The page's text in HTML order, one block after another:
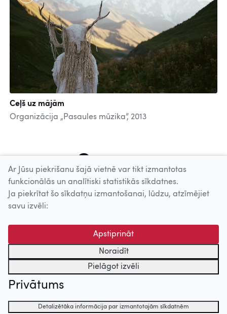
Ceļš uz mājām
Organizācija „Pasaules mūzika”, 2013
Uz augšu
© 2026 Nacionālais Kino centrs, Kultūras informācijas sistēmu
centrs. Sadarbības partneris: Latvijas Valsts
kinofotofonodokumentu arhīvs.
Ar Jūsu piekrišanu šajā vietnē var tikt izmantotas
funkcionālās un analītiski statistikās sīkdatnes.
Ja piekrītat šo sīkdatņu izmantošanai, lūdzu, atzīmējiet
savu izvēli:
Apstiprināt
Noraidīt
Pielāgot izvēli
Privātums
Detalizētāka informācija par izmantotajām sīkdatnēm